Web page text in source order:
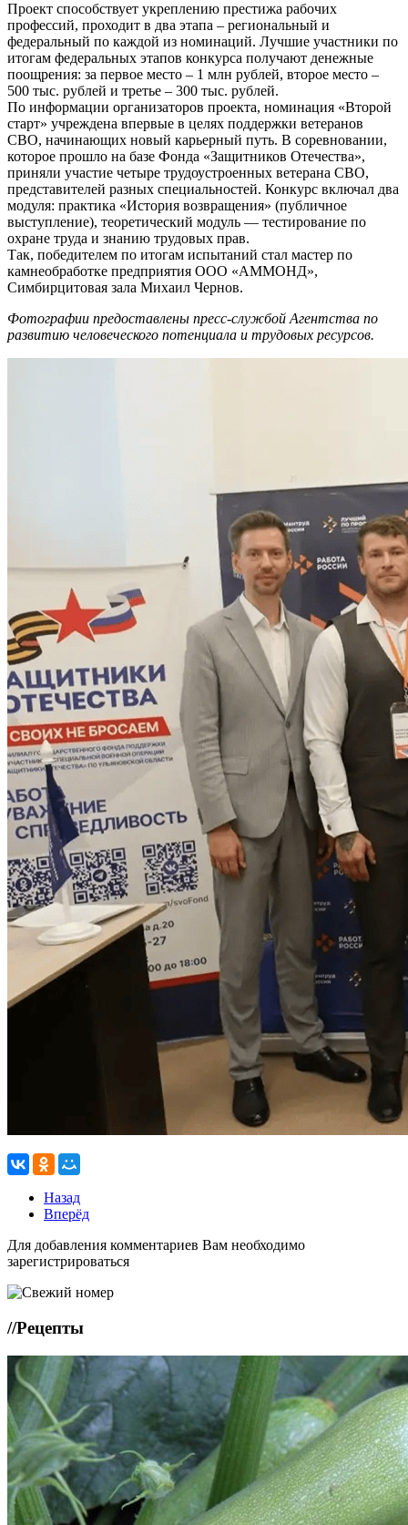
Проект способствует укреплению престижа рабочих
профессий, проходит в два этапа – региональный и
федеральный по каждой из номинаций. Лучшие участники по
итогам федеральных этапов конкурса получают денежные
поощрения: за первое место – 1 млн рублей, второе место –
500 тыс. рублей и третье – 300 тыс. рублей.
По информации организаторов проекта, номинация «Второй
старт» учреждена впервые в целях поддержки ветеранов
СВО, начинающих новый карьерный путь. В соревновании,
которое прошло на базе Фонда «Защитников Отечества»,
приняли участие четыре трудоустроенных ветерана СВО,
представителей разных специальностей. Конкурс включал два
модуля: практика «История возвращения» (публичное
выступление), теоретический модуль — тестирование по
охране труда и знанию трудовых прав.
Так, победителем по итогам испытаний стал мастер по
камнеобработке предприятия ООО «АММОНД»,
Симбирцитовая зала Михаил Чернов.
Фотографии предоставлены пресс-службой Агентства по
развитию человеческого потенциала и трудовых ресурсов.
Назад
Вперёд
Для добавления комментариев Вам необходимо
зарегистрироваться
//Рецепты